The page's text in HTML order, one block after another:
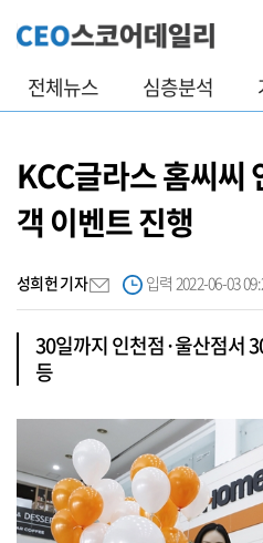
전체뉴스 심층분석
KCC글라스 홈씨씨
객 이벤트 진행
성희헌 기자 입력 2022-06-03
30일까지 인천점·울산점서
등